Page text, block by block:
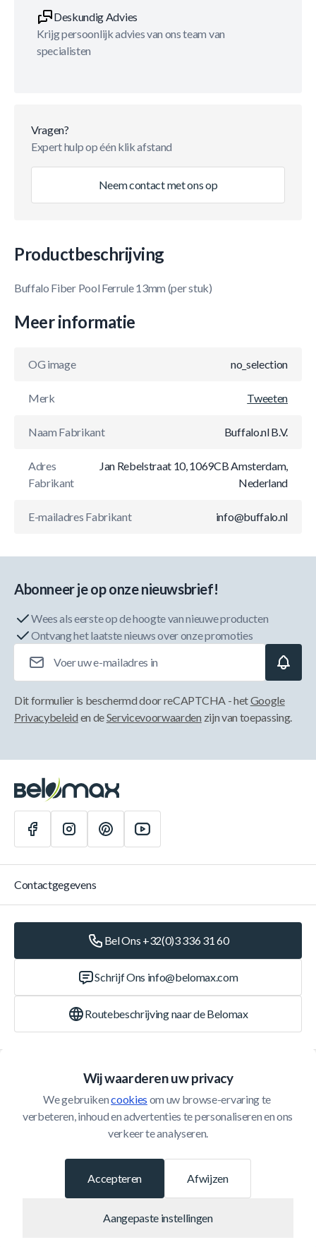
Deskundig Advies
Krijg persoonlijk advies van ons team van
specialisten
Vragen?
Expert hulp op één klik afstand
Neem contact met ons op
Productbeschrijving
Buffalo Fiber Pool Ferrule 13mm (per stuk)
Meer informatie
OG image no_selection
Merk Tweeten
Naam Fabrikant Buffalo.nl B.V.
Adres
Fabrikant
Jan Rebelstraat 10, 1069CB Amsterdam,
Nederland
E-mailadres Fabrikant info@buffalo.nl
Wij waarderen uw privacy
We gebruiken cookies om uw browse-ervaring te
verbeteren, inhoud en advertenties te personaliseren en ons
verkeer te analyseren.
Afwijzen
Aangepaste instellingen
Accepteren
Abonneer je op onze nieuwsbrief!
Wees als eerste op de hoogte van nieuwe producten
Ontvang het laatste nieuws over onze promoties
Dit formulier is beschermd door reCAPTCHA - hetGoogle
Privacybeleid en deServicevoorwaarden zijn van toepassing.
Klantenservice
Contactgegevens
Bel Ons +32(0)3 336 31 60
Schrijf Ons info@belomax.com
Routebeschrijving naar de Belomax